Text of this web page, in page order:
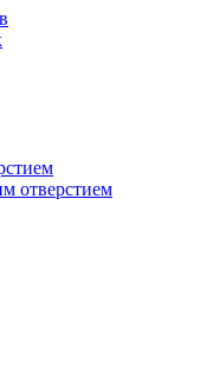
отверстием